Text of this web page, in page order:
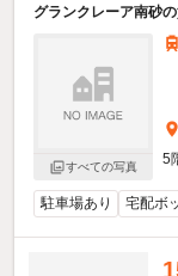
グランクレーア南砂
すべての写真
5
駐車場あり 宅配ボ